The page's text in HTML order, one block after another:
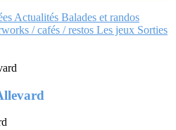
Actualités Balades et randos
/ cafés / restos Les jeux Sorties